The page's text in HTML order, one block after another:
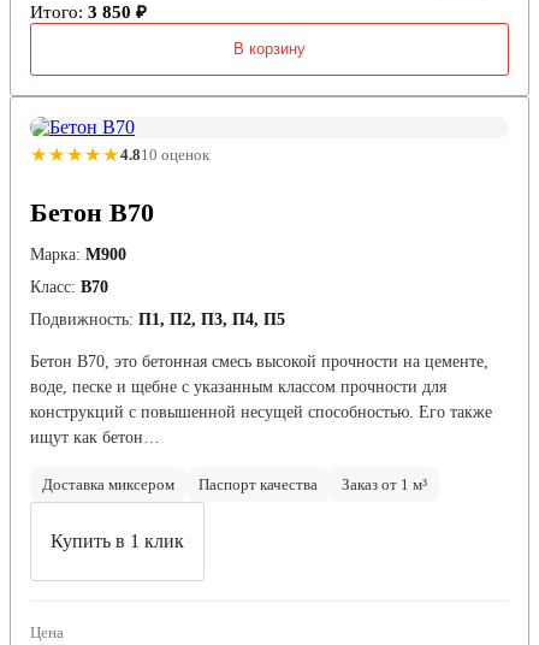
Итого: 3 850 ₽
В корзину
★★★★★4.810 оценок
Бетон B70
Марка: М900
Класс: В70
Подвижность: П1, П2, П3, П4, П5
Бетон B70, это бетонная смесь высокой прочности на цементе,
воде, песке и щебне с указанным классом прочности для
конструкций с повышенной несущей способностью. Его также
ищут как бетон…
Доставка миксером Паспорт качества Заказ от 1 м³
Купить в 1 клик
Цена